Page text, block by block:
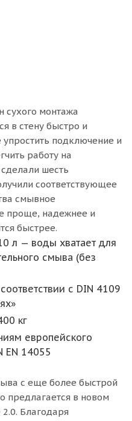
сухого монтажа
в стену быстро и
подключение и
работу на
шесть
соответствующее
смывное
проще, надежнее и
быстрее.
л — воды хватает для
смыва (без
с DIN 4109
кг
европейского
EN 14055
с еще более быстрой
предлагается в новом
Благодаря